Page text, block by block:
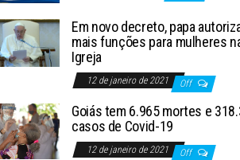
Em novo decreto, papa
mais funções para mulheres
Igreja
12 de janeiro de 2021 Off
Goiás tem 6.965 mortes e
casos de Covid-19
12 de janeiro de 2021 Off